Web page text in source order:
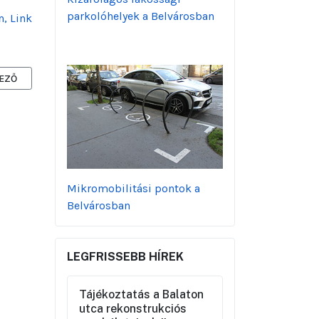
Link
CIKK: MEGNYÍLT A V.30: BELVÁROSIAKNAK ELSŐKKÉNT - MAI
parkolóhelyek a Belvárosban
Mikromobilitási pontok a
Belvárosban
LEGFRISSEBB HÍREK
Tájékoztatás a Balaton
utca rekonstrukciós